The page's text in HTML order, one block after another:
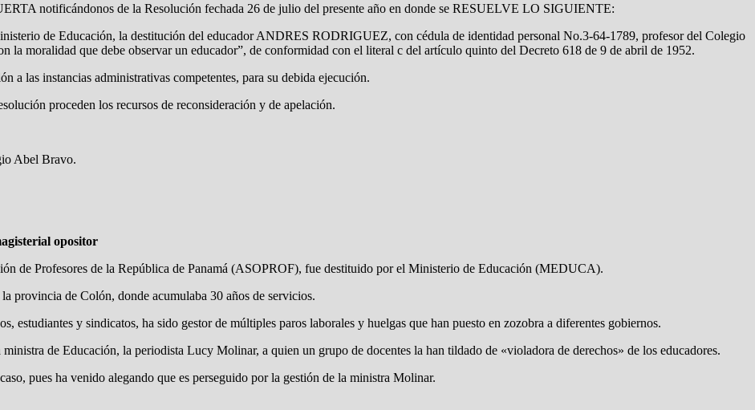
notificándonos de la Resolución fechada 26 de julio del presente año en donde se RESUELVE LO SIGUIENTE:
de Educación, la destitución del educador ANDRES RODRIGUEZ, con cédula de identidad personal No.3-64-1789, profesor del Colegio
la moralidad que debe observar un educador”, de conformidad con el literal c del artículo quinto del Decreto 618 de 9 de abril de 1952.
a las instancias administrativas competentes, para su debida ejecución.
proceden los recursos de reconsideración y de apelación.
Abel Bravo.
opositor
de Profesores de la República de Panamá (ASOPROF), fue destituido por el Ministerio de Educación (MEDUCA).
provincia de Colón, donde acumulaba 30 años de servicios.
estudiantes y sindicatos, ha sido gestor de múltiples paros laborales y huelgas que han puesto en zozobra a diferentes gobiernos.
de Educación, la periodista Lucy Molinar, a quien un grupo de docentes la han tildado de «violadora de derechos» de los educadores.
pues ha venido alegando que es perseguido por la gestión de la ministra Molinar.